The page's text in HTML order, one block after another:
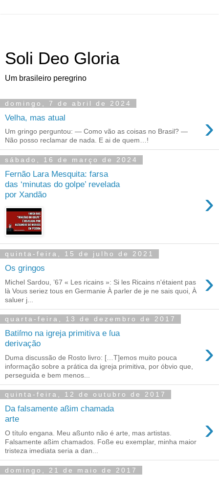
Soli Deo Gloria
Um brasileiro peregrino
domingo, 7 de abril de 2024
Velha, mas atual ›
Um gringo perguntou: — Como vão as coisas no Brasil? —
Não posso reclamar de nada. E ai de quem…!
sábado, 16 de março de 2024
Fernão Lara Mesquita: farsa
das ‘minutas do golpe’ revelada
por Xandão
›
quinta-feira, 15 de julho de 2021
Os gringos ›
Michel Sardou, ’67 « Les ricains »: Si les Ricains n'étaient pas
là Vous seriez tous en Germanie À parler de je ne sais quoi, À
saluer j...
quarta-feira, 13 de dezembro de 2017
Batiſmo na igreja primitiva e ſua
derivação
›
Duma discussão de Rosto livro: […T]emos muito pouca
informação sobre a prática da igreja primitiva, por óbvio que,
perseguida e bem menos...
quinta-feira, 12 de outubro de 2017
Da falsamente aßim chamada
arte
›
O título engana. Meu aßunto não é arte, mas artistas.
Falsamente aßim chamados. Foße eu exemplar, minha maior
tristeza imediata seria a dan...
domingo, 21 de maio de 2017